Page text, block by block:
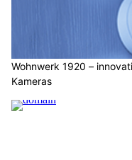
Wohnwerk 1920 –
Kameras